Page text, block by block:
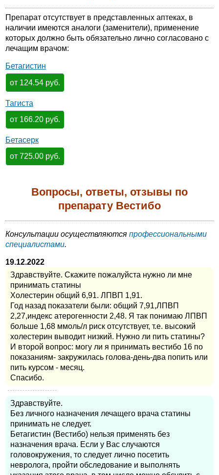
Препарат отсутствует в представленных аптеках, в
наличии имеются аналоги (заменители), применение
которых должно быть обязательно лично согласовано с
лечащим врачом:
Бетагистин
от 124.54 руб.
Тагиста
от 166.20 руб.
Бетасерк
от 725.00 руб.
Вопросы, ответы, отзывы по
препарату Вестибо
Консультации осуществляются профессиональными
специалистами.
19.12.2022
Здравствуйте. Скажите пожалуйста нужно ли мне
принимать статины
Холестерин общий 6,91. ЛПВП 1,91.
Год назад показатели были: общий 7,91,ЛПВП
2,27,индекс атерогенности 2,48. Я так понимаю ЛПВП
больше 1,68 ммоль/л риск отсутствует, т.е. высокий
холестерин выводит низкий. Нужно ли пить статины?
И второй вопрос: могу ли я принимать вестибо 16 по
показаниям- закружилась голова-день-два попить или
пить курсом - месяц.
Спасибо.
Здравствуйте.
Без личного назначения лечащего врача статины
принимать не следует.
Бетагистин (Вестибо) нельзя применять без
назначения врача. Если у Вас случаются
головокружения, то следует лично посетить
невролога, пройти обследование и выполнять